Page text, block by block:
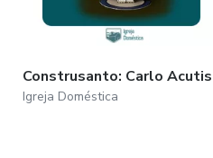
Construsanto: Carlo Acutis
Igreja Doméstica